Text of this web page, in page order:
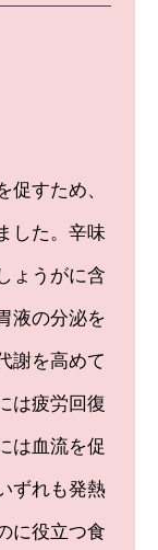
促すため、
した。辛味
ょうがに含
液の分泌を
謝を高めて
は疲労回復
は血流を促
ずれも発熱
に役立つ食